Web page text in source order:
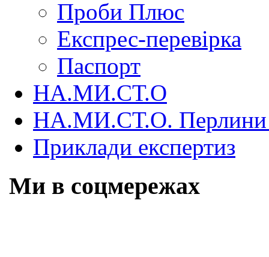
Проби Плюс
Експрес-перевірка
Паспорт
НА.МИ.СТ.О
НА.МИ.СТ.О. Перлини
Приклади експертиз
Ми в соцмережах